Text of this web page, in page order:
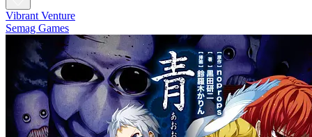
Vibrant Venture
Semag Games